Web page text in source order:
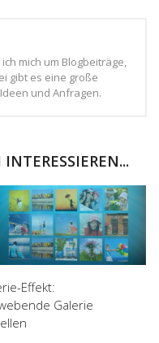
mich um Blogbeiträge,
gibt es eine große
und Anfragen.
Effekt:
Galerie